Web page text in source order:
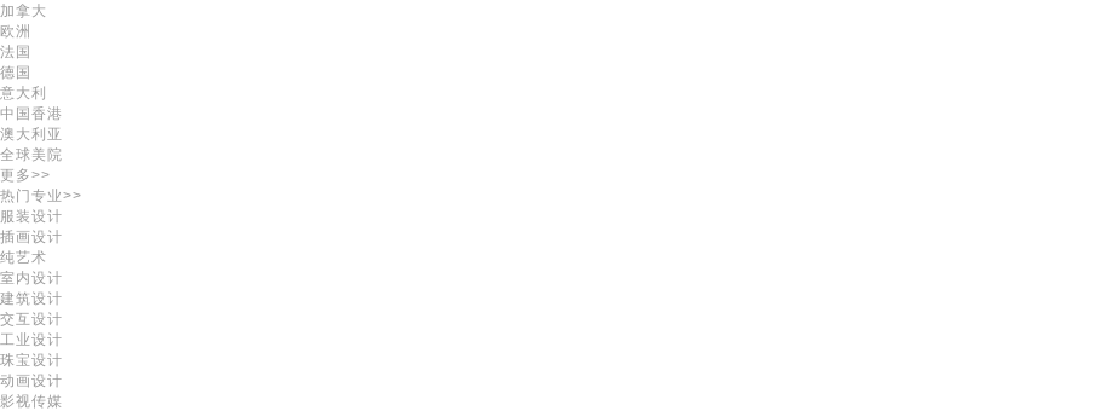
加拿大
欧洲
法国
德国
意大利
中国香港
澳大利亚
全球美院
更多>>
热门专业>>
服装设计
插画设计
纯艺术
室内设计
建筑设计
交互设计
工业设计
珠宝设计
动画设计
影视传媒